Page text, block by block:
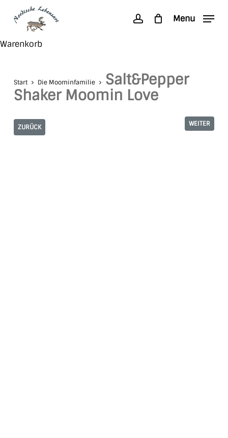
content
accountMenu
WarenkorbClose
Start Die Moominfamilie
Salt&Pepper
Shaker Moomin Love
ZURÜCK WEITER